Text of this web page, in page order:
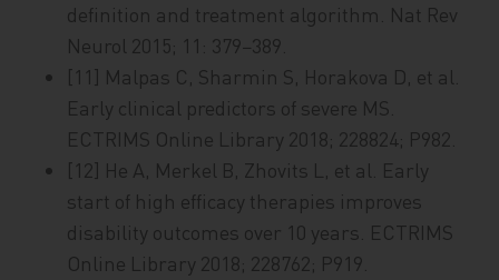
definition and treatment algorithm. Nat Rev
Neurol 2015; 11: 379−389.
[11] Malpas C, Sharmin S, Horakova D, et al.
Early clinical predictors of severe MS.
ECTRIMS Online Library 2018; 228824; P982.
[12] He A, Merkel B, Zhovits L, et al. Early
start of high efficacy therapies improves
disability outcomes over 10 years. ECTRIMS
Online Library 2018; 228762; P919.